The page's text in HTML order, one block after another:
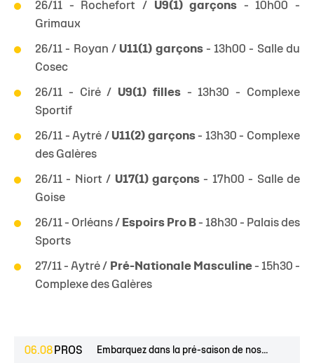
26/11 - Rochefort / U9(1) garçons - 10h00 -
Grimaux
26/11 - Royan / U11(1) garçons- 13h00 - Salle du
Cosec
26/11 - Ciré / U9(1) filles- 13h30 - Complexe
Sportif
26/11 - Aytré / U11(2) garçons- 13h30 - Complexe
des Galères
26/11 - Niort / U17(1) garçons- 17h00 - Salle de
Goise
26/11 - Orléans / Espoirs Pro B - 18h30 - Palais des
Sports
27/11 - Aytré / Pré-Nationale Masculine- 15h30 -
Complexe des Galères
06.08 PROS Embarquez dans la pré-saison de nos...